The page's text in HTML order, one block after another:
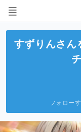
すずりんさん
フォロー